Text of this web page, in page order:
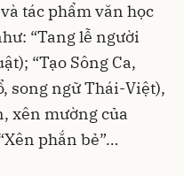
tác phẩm văn học
“Tang lễ người
“Tạo Sông Ca,
song ngữ Thái-Việt),
xên mường của
phắn bẻ”…